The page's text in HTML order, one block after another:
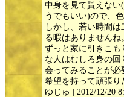
中身を見て貰えな
うでもいい)ので、
しかし、若い時間
る暇はありませんね
ずっと家に引きこも
な人はむしろ身の回
会ってみることが必
希望を持って頑張
ゆじゅ | 2012/12/20